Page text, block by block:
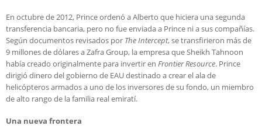
En octubre de 2012, Prince ordenó a Alberto que hiciera una segunda
transferencia bancaria, pero no fue enviada a Prince ni a sus compañías.
Según documentos revisados ​​por The Intercept, se transfirieron más de
9 millones de dólares a Zafra Group, la empresa que Sheikh Tahnoon
había creado originalmente para invertir en Frontier Resource. Prince
dirigió dinero del gobierno de EAU destinado a crear el ala de
helicópteros armados a uno de los inversores de su fondo, un miembro
de alto rango de la familia real emiratí.
Una nueva frontera